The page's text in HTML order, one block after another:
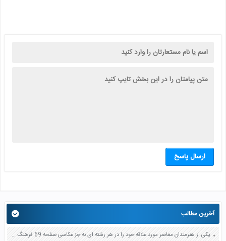
ارسال پاسخ
آخرین مطالب
یکی از هنرمندان معاصر مورد علاقه خود را در هر رشته ای به جز عکاسی صفحه 69 فرهنگ و هنر نهم